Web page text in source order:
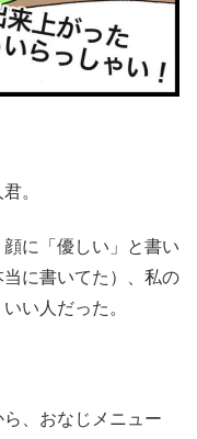
。
に「優しい」と書い
に書いてた）、私の
い人だった。
、おなじメニュー